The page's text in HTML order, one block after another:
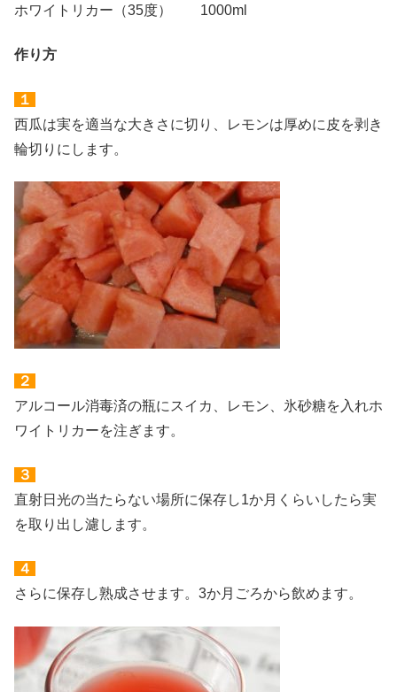
ホワイトリカー（35度） 1000ml
作り方
１
西瓜は実を適当な大きさに切り、レモンは厚めに皮を剥き
輪切りにします。
２
アルコール消毒済の瓶にスイカ、レモン、氷砂糖を入れホ
ワイトリカーを注ぎます。
３
直射日光の当たらない場所に保存し1か月くらいしたら実
を取り出し濾します。
４
さらに保存し熟成させます。3か月ごろから飲めます。